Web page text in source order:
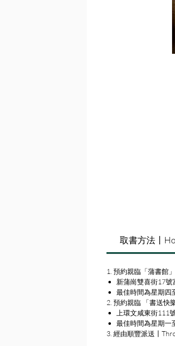
取書方法〡
1. 預約親臨「蒲書館
新蒲崗雙喜街17號
最佳時間為星期四
2. 預約親臨 「書送快
上環文咸東街111
最佳時間為星期一
3. 經由順豐派送〡